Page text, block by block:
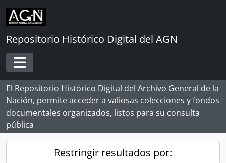
Skip to main content
Repositorio Histórico Digital del AGN
Toggle navigation
El Repositorio Histórico Digital del Archivo General de la
Nación, permite acceder a valiosas colecciones y fondos
documentales organizados, listos para su consulta
pública
Restringir resultados por: